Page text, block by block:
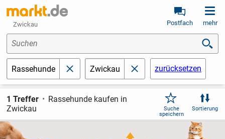
Zwickau Postfach mehr
Suchen
Rassehunde schließenZwickau schließenzurücksetzen
1 Treffer
Rassehunde kaufen in
Zwickau
Suche
speichern
Sortierung